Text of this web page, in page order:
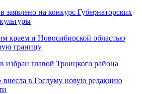
заявлено на конкурс Губернаторских
краем и Новосибирской областью
границу
избран главой Троицкого района
внесла в Госдуму новую редакцию